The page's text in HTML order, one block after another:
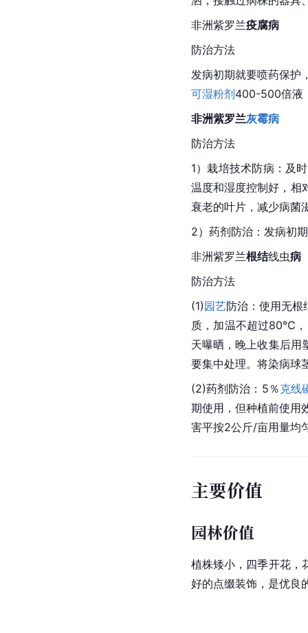
非洲紫罗兰疫腐病
防治方法
发病初期就要喷药保护
可湿粉剂400-500倍液
非洲紫罗兰灰霉病
防治方法
1）栽培技术防病：及
温度和湿度控制好， 相
衰老的叶片，减少病菌
2）药剂防治：发病初
非洲紫罗兰根结线虫病
防治方法
(1)园艺防治：使用无根
质，加温不超过80℃，
天曝晒，晚上收集后用
要集中处理。将染病
(2)药剂防治：5％克线
期使用，但种植前使用
害平按2公斤/亩用量均
主要价值
园林价值
植株矮小 ，四季开花，
好的点缀装饰，是优良